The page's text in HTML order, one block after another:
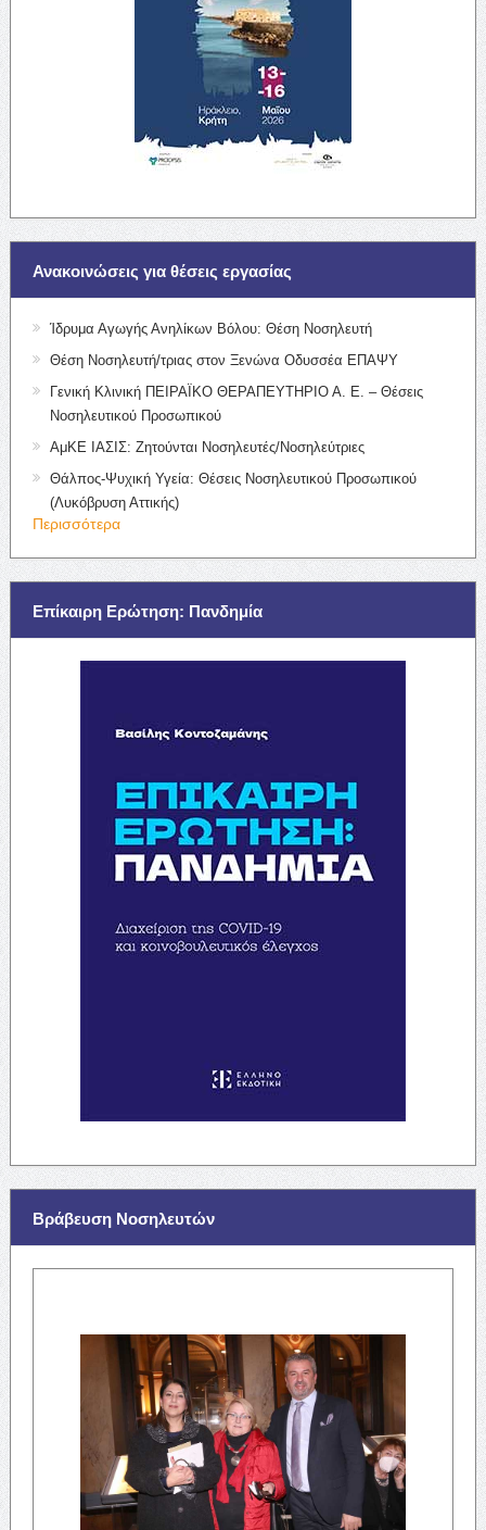
Ανακοινώσεις για θέσεις εργασίας
Ίδρυμα Αγωγής Ανηλίκων Βόλου: Θέση Νοσηλευτή
Θέση Νοσηλευτή/τριας στον Ξενώνα Οδυσσέα ΕΠΑΨΥ
Γενική Κλινική ΠΕΙΡΑΪΚΟ ΘΕΡΑΠΕΥΤΗΡΙΟ Α. Ε. – Θέσεις
Νοσηλευτικού Προσωπικού
ΑμΚΕ ΙΑΣΙΣ: Ζητούνται Νοσηλευτές/Νοσηλεύτριες
Θάλπος-Ψυχική Υγεία: Θέσεις Νοσηλευτικού Προσωπικού
(Λυκόβρυση Αττικής)
Περισσότερα
Επίκαιρη Ερώτηση: Πανδημία
Βράβευση Νοσηλευτών